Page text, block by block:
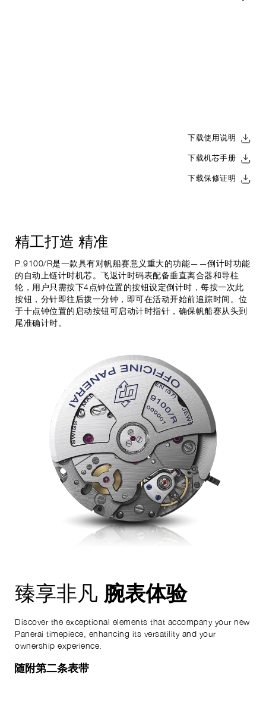
下载使用说明
下载机芯手册
下载保修证明
精工打造 精准
P.9100/R是一款具有对帆船赛意义重大的功能——倒计时功能
的自动上链计时机芯。飞返计时码表配备垂直离合器和导柱
轮，用户只需按下4点钟位置的按钮设定倒计时，每按一次此
按钮，分针即往后拨一分钟，即可在活动开始前追踪时间。位
于十点钟位置的启动按钮可启动计时指针，确保帆船赛从头到
尾准确计时。
臻享非凡 腕表体验
Discover the exceptional elements that accompany your new
Panerai timepiece, enhancing its versatility and your
ownership experience.
随附第二条表带